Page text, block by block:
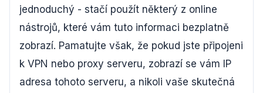
jednoduchý - stačí použít některý z online
nástrojů, které vám tuto informaci bezplatně
zobrazí. Pamatujte však, že pokud jste připojeni
k VPN nebo proxy serveru, zobrazí se vám IP
adresa tohoto serveru, a nikoli vaše skutečná